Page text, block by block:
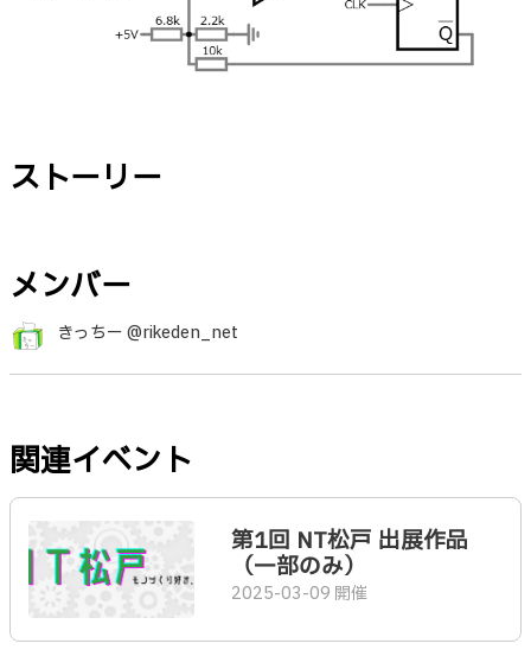
ストーリー
メンバー
きっちー @rikeden_net
関連イベント
第1回 NT松戸 出展作品
（一部のみ）
2025-03-09 開催